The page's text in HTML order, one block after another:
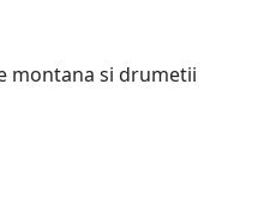
montana si drumetii